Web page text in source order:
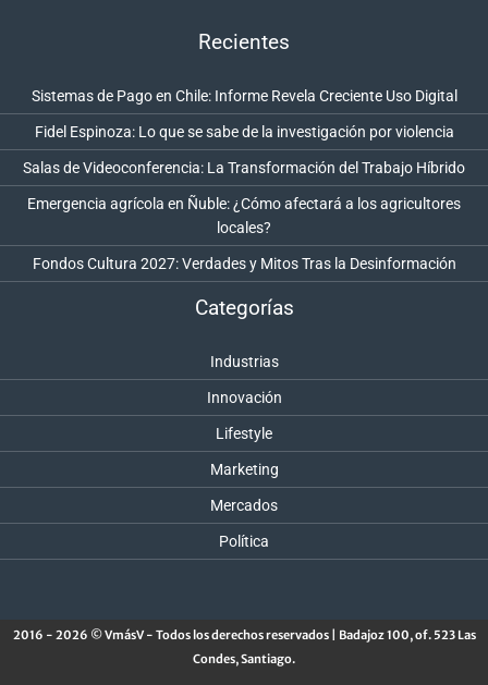
Recientes
Sistemas de Pago en Chile: Informe Revela Creciente Uso Digital
Fidel Espinoza: Lo que se sabe de la investigación por violencia
Salas de Videoconferencia: La Transformación del Trabajo Híbrido
Emergencia agrícola en Ñuble: ¿Cómo afectará a los agricultores
locales?
Fondos Cultura 2027: Verdades y Mitos Tras la Desinformación
Categorías
Industrias
Innovación
Lifestyle
Marketing
Mercados
Política
2016 - 2026 © VmásV - Todos los derechos reservados | Badajoz 100, of. 523 Las
Condes, Santiago.